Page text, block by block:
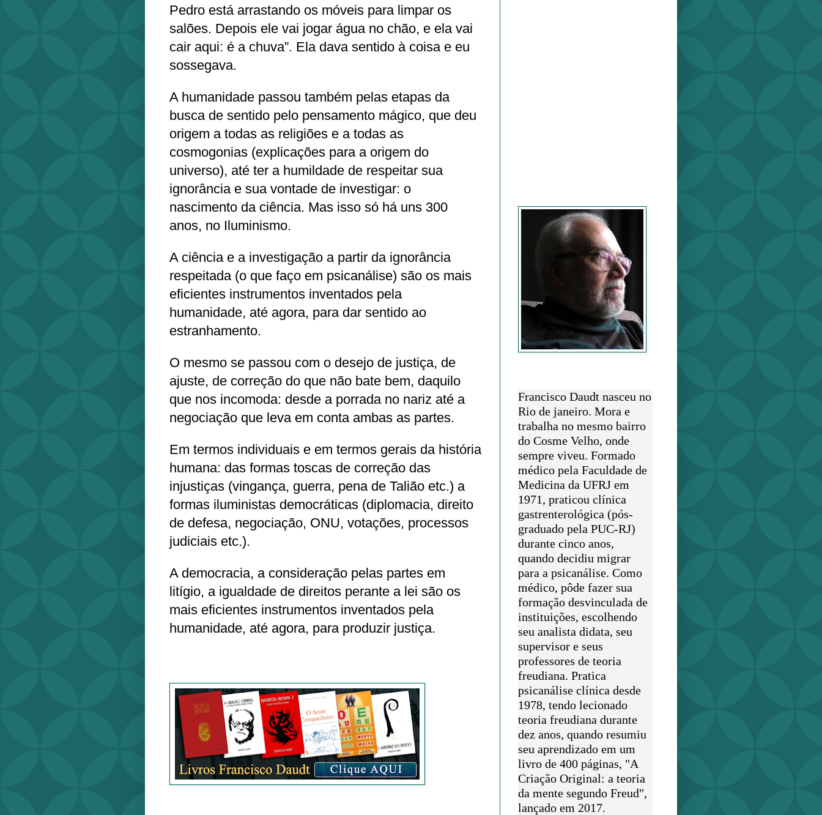
Pedro está arrastando os móveis para limpar os
salões. Depois ele vai jogar água no chão, e ela vai
cair aqui: é a chuva”. Ela dava sentido à coisa e eu
sossegava.
A humanidade passou também pelas etapas da
busca de sentido pelo pensamento mágico, que deu
origem a todas as religiões e a todas as
cosmogonias (explicações para a origem do
universo), até ter a humildade de respeitar sua
ignorância e sua vontade de investigar: o
nascimento da ciência. Mas isso só há uns 300
anos, no Iluminismo.
A ciência e a investigação a partir da ignorância
respeitada (o que faço em psicanálise) são os mais
eficientes instrumentos inventados pela
humanidade, até agora, para dar sentido ao
estranhamento.
O mesmo se passou com o desejo de justiça, de
ajuste, de correção do que não bate bem, daquilo
que nos incomoda: desde a porrada no nariz até a
negociação que leva em conta ambas as partes.
Em termos individuais e em termos gerais da história
humana: das formas toscas de correção das
injustiças (vingança, guerra, pena de Talião etc.) a
formas iluministas democráticas (diplomacia, direito
de defesa, negociação, ONU, votações, processos
judiciais etc.).
A democracia, a consideração pelas partes em
litígio, a igualdade de direitos perante a lei são os
mais eficientes instrumentos inventados pela
humanidade, até agora, para produzir justiça.
Francisco Daudt nasceu no
Rio de janeiro. Mora e
trabalha no mesmo bairro
do Cosme Velho, onde
sempre viveu. Formado
médico pela Faculdade de
Medicina da UFRJ em
1971, praticou clínica
gastrenterológica (pós-
graduado pela PUC-RJ)
durante cinco anos,
quando decidiu migrar
para a psicanálise. Como
médico, pôde fazer sua
formação desvinculada de
instituições, escolhendo
seu analista didata, seu
supervisor e seus
professores de teoria
freudiana. Pratica
psicanálise clínica desde
1978, tendo lecionado
teoria freudiana durante
dez anos, quando resumiu
seu aprendizado em um
livro de 400 páginas, "A
Criação Original: a teoria
da mente segundo Freud",
lançado em 2017.